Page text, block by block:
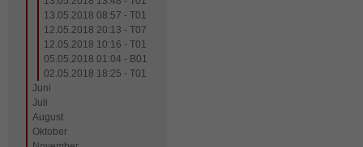
13.05.2018 08:57 - T01
12.05.2018 20:13 - T07
12.05.2018 10:16 - T01
05.05.2018 01:04 - B01
02.05.2018 18:25 - T01
Juni
Juli
August
Oktober